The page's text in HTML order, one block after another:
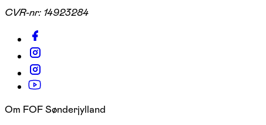
CVR-nr: 14923284
Om FOF Sønderjylland